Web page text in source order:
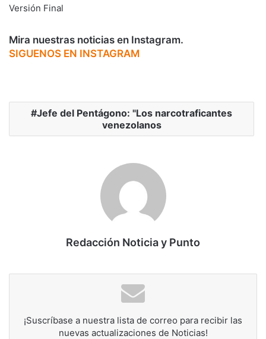
Versión Final
Mira nuestras noticias en Instagram.
SIGUENOS EN INSTAGRAM
Jefe del Pentágono: "Los narcotraficantes
venezolanos
Redacción Noticia y Punto
¡Suscríbase a nuestra lista de correo para recibir las
nuevas actualizaciones de Noticias!